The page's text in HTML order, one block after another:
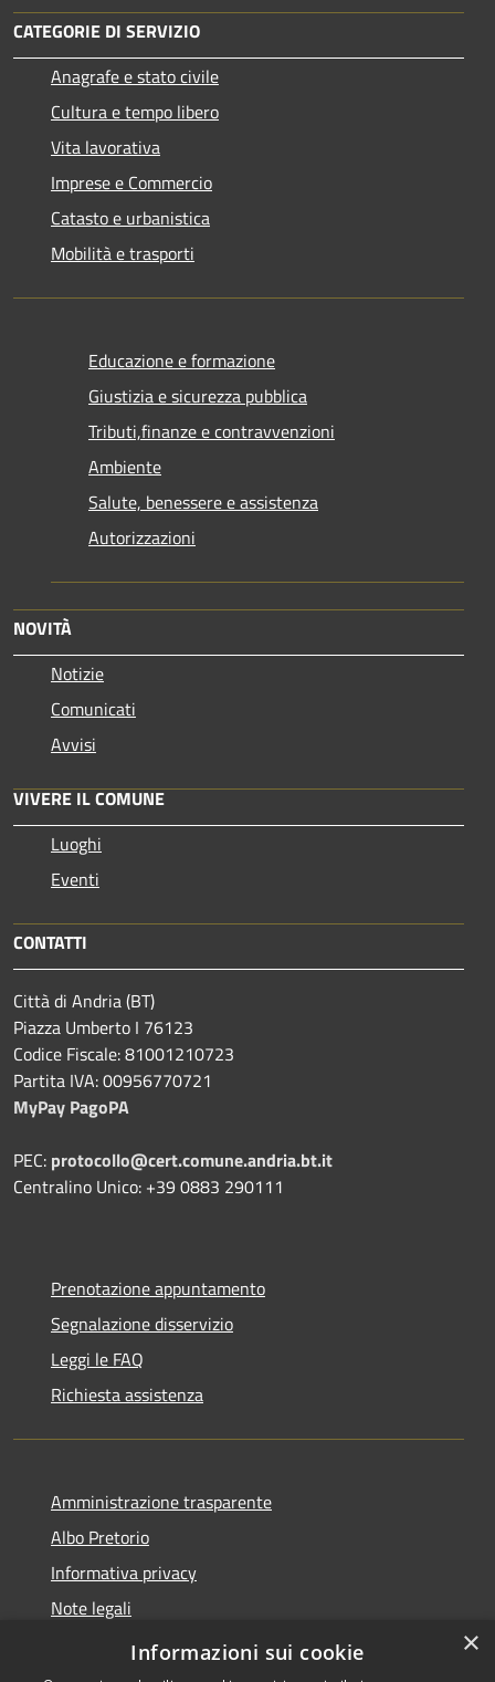
CATEGORIE DI SERVIZIO
Anagrafe e stato civile
Cultura e tempo libero
Vita lavorativa
Imprese e Commercio
Catasto e urbanistica
Mobilità e trasporti
Educazione e formazione
Giustizia e sicurezza pubblica
Tributi,finanze e contravvenzioni
Ambiente
Salute, benessere e assistenza
Autorizzazioni
NOVITÀ
Notizie
Comunicati
Avvisi
VIVERE IL COMUNE
Luoghi
Eventi
CONTATTI
Città di Andria (BT)
Piazza Umberto I 76123
Codice Fiscale: 81001210723
Partita IVA: 00956770721
MyPay PagoPA
PEC: protocollo@cert.comune.andria.bt.it
Centralino Unico: +39 0883 290111
Prenotazione appuntamento
Segnalazione disservizio
Leggi le FAQ
Richiesta assistenza
Amministrazione trasparente
Albo Pretorio
Informativa privacy
Note legali
Dichiarazione di accessibilità
×
Informazioni sui cookie